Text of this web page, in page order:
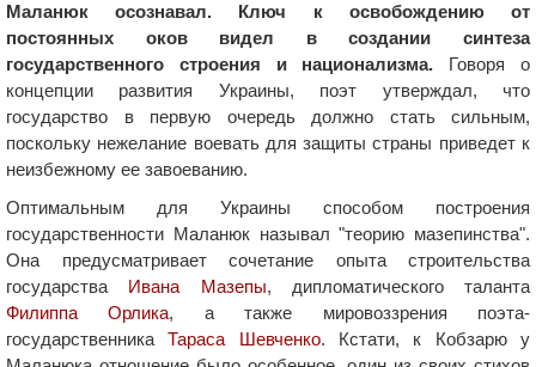
Маланюк осознавал. Ключ к освобождению от
постоянных оков видел в создании синтеза
государственного строения и национализма. Говоря о
концепции развития Украины, поэт утверждал, что
государство в первую очередь должно стать сильным,
поскольку нежелание воевать для защиты страны приведет к
неизбежному ее завоеванию.
Оптимальным для Украины способом построения
государственности Маланюк называл "теорию мазепинства".
Она предусматривает сочетание опыта строительства
государства Ивана Мазепы, дипломатического таланта
Филиппа Орлика, а также мировоззрения поэта-
государственникаТараса Шевченко. Кстати, к Кобзарю у